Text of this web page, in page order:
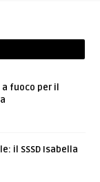
fuoco per il
il SSSD Isabella